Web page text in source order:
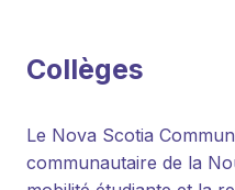
Collèges
Le Nova Scotia
communautaire de la